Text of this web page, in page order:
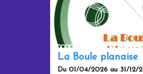
La Boule planaise
Du 01/04/2026 au 31/12/